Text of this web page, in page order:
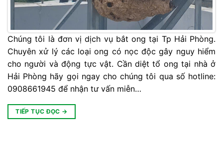
Chúng tôi là đơn vị dịch vụ bắt ong tại Tp Hải Phòng.
Chuyên xử lý các loại ong có nọc độc gây nguy hiểm
cho người và động tực vật. Cần diệt tổ ong tại nhà ở
Hải Phòng hãy gọi ngay cho chúng tôi qua số hotline:
0908661945 để nhận tư vấn miễn…
TIẾP TỤC ĐỌC →